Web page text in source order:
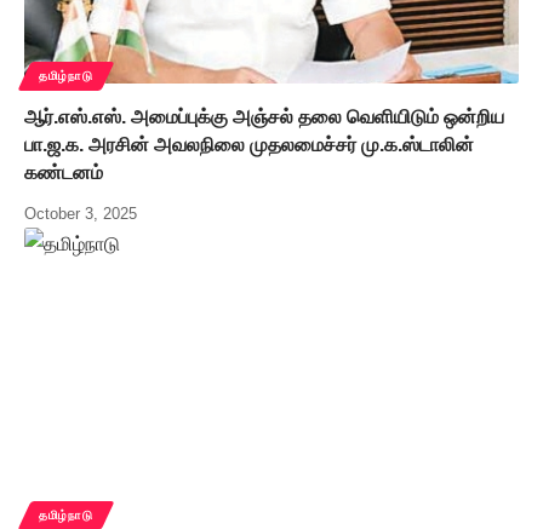
தமிழ்நாடு
ஆர்.எஸ்.எஸ். அமைப்புக்கு அஞ்சல் தலை வெளியிடும் ஒன்றிய
பா.ஜ.க. அரசின் அவலநிலை முதலமைச்சர் மு.க.ஸ்டாலின்
கண்டனம்
October 3, 2025
தமிழ்நாடு